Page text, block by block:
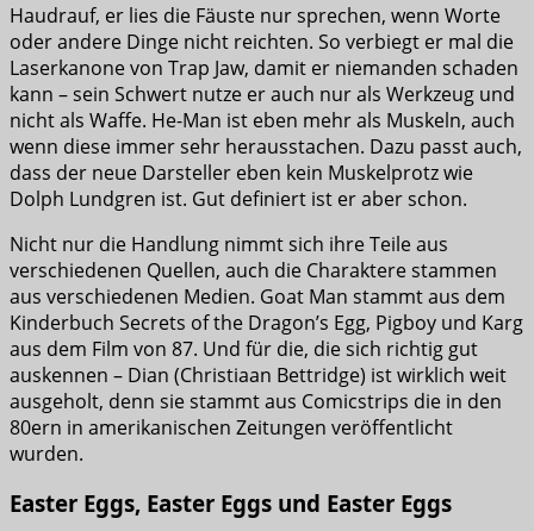
Haudrauf, er lies die Fäuste nur sprechen, wenn Worte
oder andere Dinge nicht reichten. So verbiegt er mal die
Laserkanone von Trap Jaw, damit er niemanden schaden
kann – sein Schwert nutze er auch nur als Werkzeug und
nicht als Waffe. He-Man ist eben mehr als Muskeln, auch
wenn diese immer sehr herausstachen. Dazu passt auch,
dass der neue Darsteller eben kein Muskelprotz wie
Dolph Lundgren ist. Gut definiert ist er aber schon.
Nicht nur die Handlung nimmt sich ihre Teile aus
verschiedenen Quellen, auch die Charaktere stammen
aus verschiedenen Medien. Goat Man stammt aus dem
Kinderbuch Secrets of the Dragon’s Egg, Pigboy und Karg
aus dem Film von 87. Und für die, die sich richtig gut
auskennen – Dian (Christiaan Bettridge) ist wirklich weit
ausgeholt, denn sie stammt aus Comicstrips die in den
80ern in amerikanischen Zeitungen veröffentlicht
wurden.
Easter Eggs, Easter Eggs und Easter Eggs